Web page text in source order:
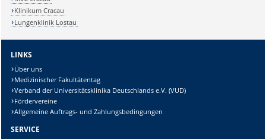
Klinikum Cracau
Lungenklinik Lostau
LINKS
Über uns
Medizinischer Fakultätentag
Verband der Universitätsklinika Deutschlands e.V. (VUD)
Fördervereine
Allgemeine Auftrags- und Zahlungsbedingungen
SERVICE